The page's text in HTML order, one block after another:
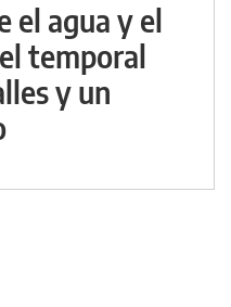
el agua y el
temporal
y un